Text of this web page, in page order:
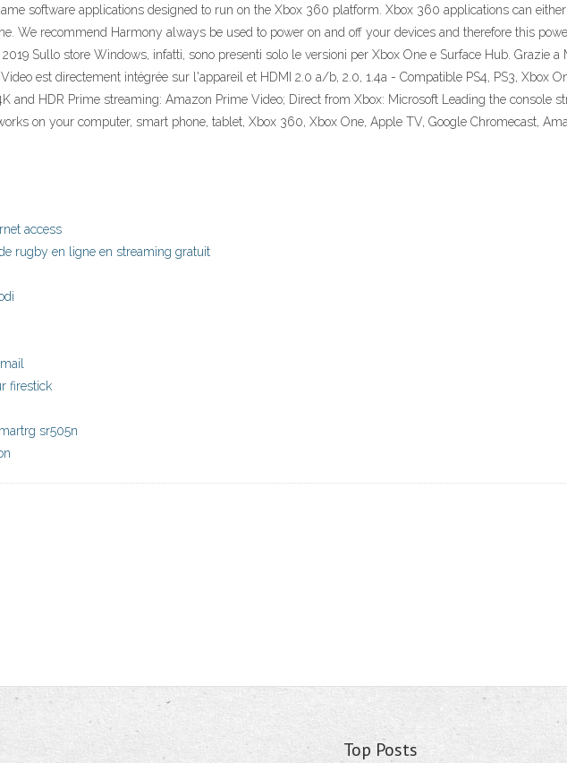
software applications designed to run on the Xbox 360 platform. Xbox 360 applications can
We recommend Harmony always be used to power on and off your devices and therefore this
Sullo store Windows, infatti, sono presenti solo le versioni per Xbox One e Surface Hub. Grazie
est directement intégrée sur l'appareil et HDMI 2.0 a/b, 2.0, 1.4a - Compatible PS4, PS3, Xbox
and HDR Prime streaming: Amazon Prime Video; Direct from Xbox: Microsoft Leading the console
on your computer, smart phone, tablet, Xbox 360, Xbox One, Apple TV, Google Chromecast,
access
rugby en ligne en streaming gratuit
firestick
sr505n
Top Posts